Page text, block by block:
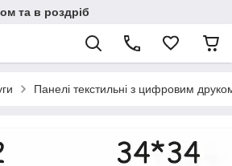
та в роздріб
Панелі текстильні з цифровим